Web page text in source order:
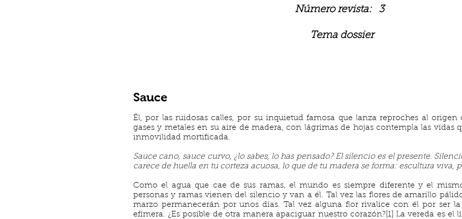
Número revista: 3
Tema dossier
Sauce
Él, por las ruidosas calles, por su inquietud famosa que lanza reproches al origen
gases y metales en su aire de madera, con lágrimas de hojas contempla las vidas
inmovilidad mortificada.
Sauce cano, sauce curvo, ¿lo sabes, lo has pensado? El silencio es el presente.
carece de huella en tu corteza acuosa, lo que de tu madera se forma: escultura viva,
Como el agua que cae de sus ramas, el mundo es siempre diferente y el
personas y ramas vienen del silencio y van a él. Tal vez las flores de amarillo
marzo permanecerán por unos días. Tal vez alguna flor rivalice con él por ser
efímera. ¿Es posible de otra manera apaciguar nuestro corazón?[1] La vereda es el